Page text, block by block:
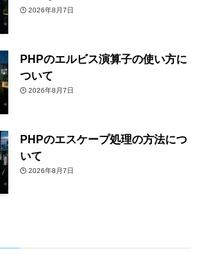
2026年8月7日
PHPのエルビス演算子の使い方に
ついて
2026年8月7日
PHPのエスケープ処理の方法につ
いて
2026年8月7日